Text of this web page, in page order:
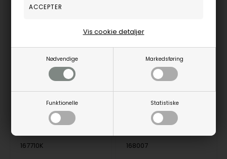
Nødvendige Markedsføring
Funktionelle Statistiske
Vis cookie detaljer
Randers Sølv
1.114,00 DKR
167710K
Randers Sølv
1.033,00 DKR
168007